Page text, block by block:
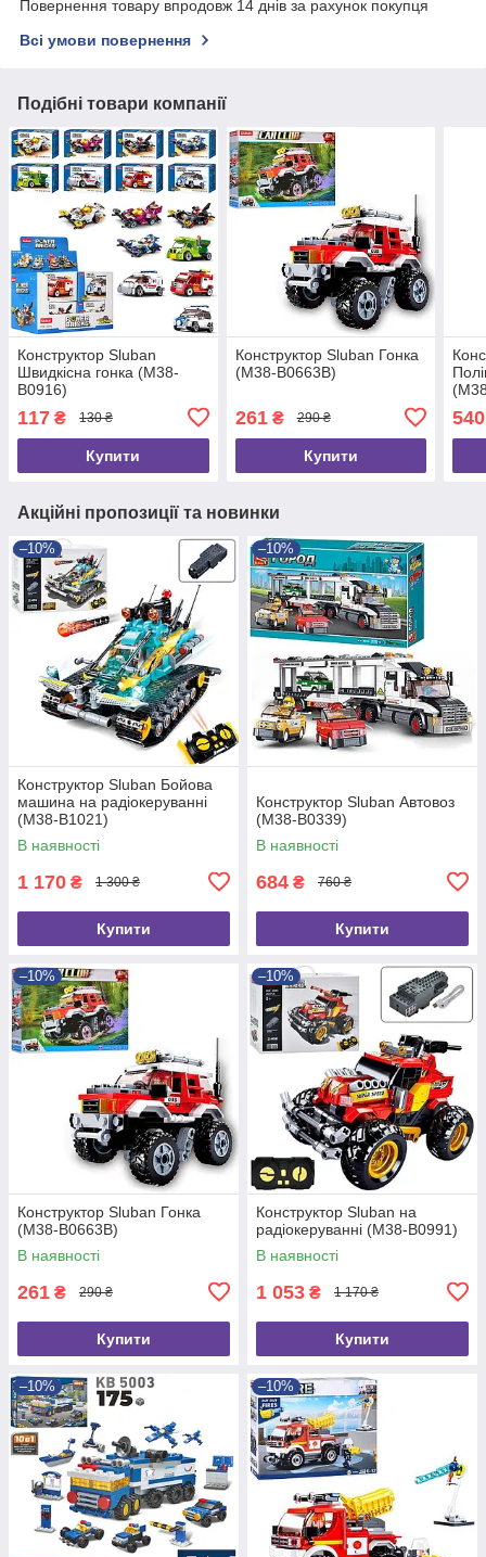
Повернення товару впродовж 14 днів за рахунок покупця
Всі умови повернення
Подібні товари компанії
Конструктор Sluban
Швидкісна гонка (M38-
B0916)
117 ₴ 130 ₴
Купити
Конструктор Sluban Гонка
(M38-B0663B)
261₴ 290 ₴
Купити
540
Акційні пропозиції та новинки
–10%
Конструктор Sluban Бойова
машина на радіокеруванні
(M38-B1021)
В наявності
1 170 ₴ 1 300 ₴
Купити
–10%
Конструктор Sluban Автовоз
(M38-B0339)
В наявності
684 ₴ 760 ₴
Купити
–10%
Конструктор Sluban Гонка
(M38-B0663B)
В наявності
261 ₴ 290 ₴
Купити
–10%
Конструктор Sluban на
радіокеруванні (M38-B0991)
В наявності
1 053 ₴ 1 170 ₴
Купити
–10% –10%